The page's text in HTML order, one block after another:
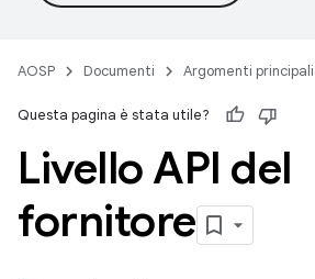
AOSP Documenti Argomenti principali
Questa pagina è stata utile?
Livello API del
fornitore